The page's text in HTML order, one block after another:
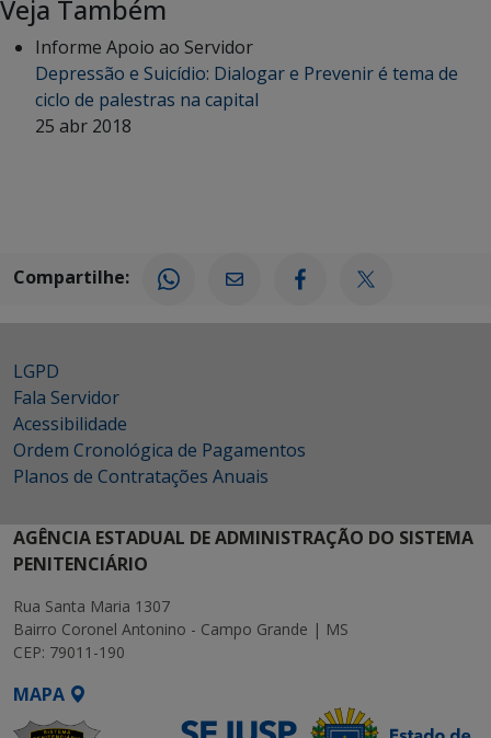
Veja Também
Informe Apoio ao Servidor
Depressão e Suicídio: Dialogar e Prevenir é tema de
ciclo de palestras na capital
25 abr 2018
Compartilhe:
LGPD
Fala Servidor
Acessibilidade
Ordem Cronológica de Pagamentos
Planos de Contratações Anuais
AGÊNCIA ESTADUAL DE ADMINISTRAÇÃO DO SISTEMA
PENITENCIÁRIO
Rua Santa Maria 1307
Bairro Coronel Antonino - Campo Grande | MS
CEP: 79011-190
MAPA